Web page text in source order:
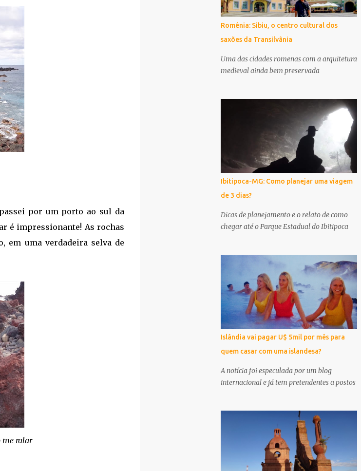
por um porto ao sul da
é impressionante! As rochas
em uma verdadeira selva de
me ralar
Romênia: Sibiu, o centro cultural dos
saxões da Transilvânia
Uma das cidades romenas com a arquitetura
medieval ainda bem preservada
Ibitipoca-MG: Como planejar uma viagem
de 3 dias?
Dicas de planejamento e o relato de como
chegar até o Parque Estadual do Ibitipoca
Islândia vai pagar U$ 5mil por mês para
quem casar com uma islandesa?
A notícia foi especulada por um blog
internacional e já tem pretendentes a postos